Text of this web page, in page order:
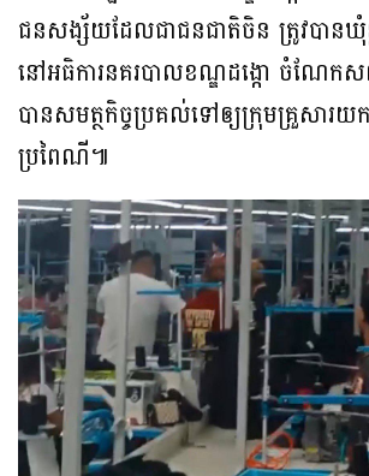
ជនសង្ស័យដែលជាជនជាតិចិន ត្រូវបានឃុំ
នៅអធិការនគរបាលខណ្ឌដង្កោ ចំណែកស
បានសមត្ថកិច្ចប្រគល់ទៅឲ្យក្រុមគ្រួសារយ
ប្រពៃណី៕